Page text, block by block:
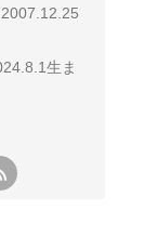
生ま